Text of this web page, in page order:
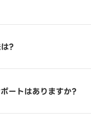
?
ートはありますか?